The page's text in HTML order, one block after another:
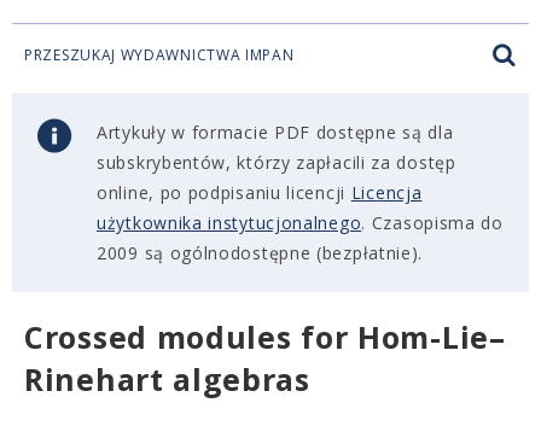
PRZESZUKAJ WYDAWNICTWA IMPAN
Artykuły w formacie PDF dostępne są dla
subskrybentów, którzy zapłacili za dostęp
online, po podpisaniu licencji Licencja
użytkownika instytucjonalnego. Czasopisma do
2009 są ogólnodostępne (bezpłatnie).
Crossed modules for Hom-Lie–
Rinehart algebras